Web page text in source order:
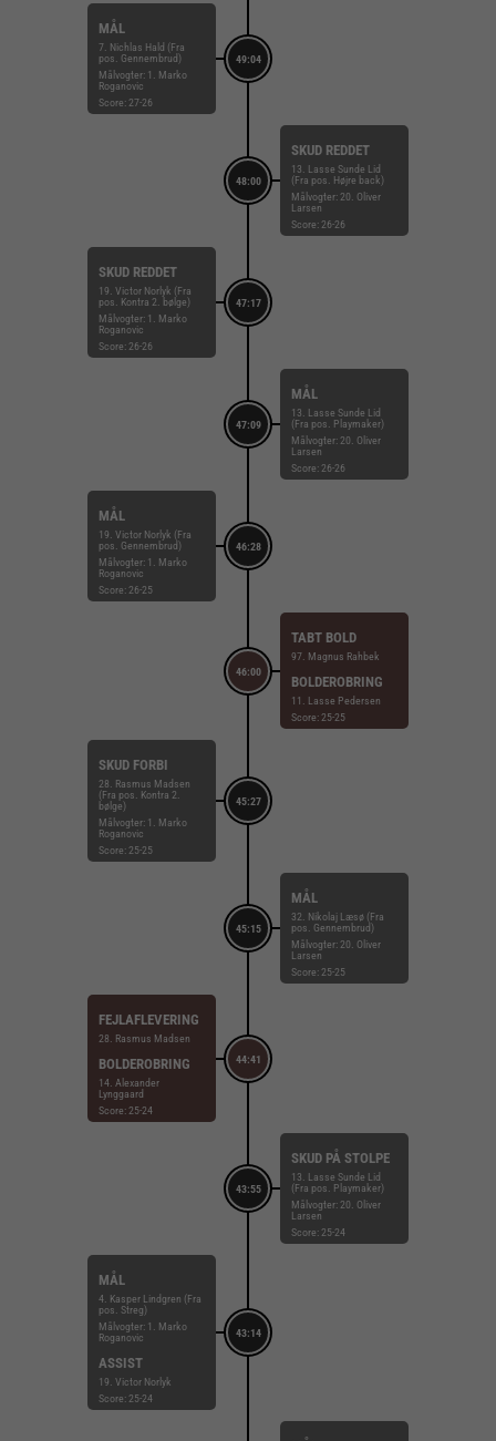
49:04
MÅL
7. Nichlas Hald (Fra
pos. Gennembrud)
Målvogter: 1. Marko
Roganovic
Score: 27-26
48:00
SKUD REDDET
13. Lasse Sunde Lid
(Fra pos. Højre back)
Målvogter: 20. Oliver
Larsen
Score: 26-26
47:17
SKUD REDDET
19. Victor Norlyk (Fra
pos. Kontra 2. bølge)
Målvogter: 1. Marko
Roganovic
Score: 26-26
47:09
MÅL
13. Lasse Sunde Lid
(Fra pos. Playmaker)
Målvogter: 20. Oliver
Larsen
Score: 26-26
46:28
MÅL
19. Victor Norlyk (Fra
pos. Gennembrud)
Målvogter: 1. Marko
Roganovic
Score: 26-25
46:00
TABT BOLD
97. Magnus Rahbek
BOLDEROBRING
11. Lasse Pedersen
Score: 25-25
45:27
SKUD FORBI
28. Rasmus Madsen
(Fra pos. Kontra 2.
bølge)
Målvogter: 1. Marko
Roganovic
Score: 25-25
45:15
MÅL
32. Nikolaj Læsø (Fra
pos. Gennembrud)
Målvogter: 20. Oliver
Larsen
Score: 25-25
44:41
FEJLAFLEVERING
28. Rasmus Madsen
BOLDEROBRING
14. Alexander
Lynggaard
Score: 25-24
43:55
SKUD PÅ STOLPE
13. Lasse Sunde Lid
(Fra pos. Playmaker)
Målvogter: 20. Oliver
Larsen
Score: 25-24
43:14
MÅL
4. Kasper Lindgren (Fra
pos. Streg)
Målvogter: 1. Marko
Roganovic
ASSIST
19. Victor Norlyk
Score: 25-24